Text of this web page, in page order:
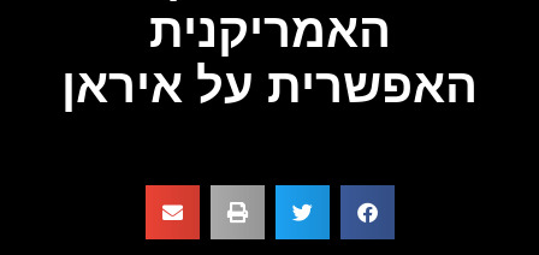
האמריקנית
האפשרית על איראן